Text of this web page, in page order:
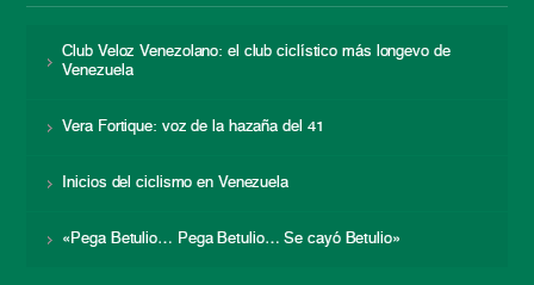
Club Veloz Venezolano: el club ciclístico más longevo de
Venezuela
Vera Fortique: voz de la hazaña del 41
Inicios del ciclismo en Venezuela
«Pega Betulio… Pega Betulio… Se cayó Betulio»